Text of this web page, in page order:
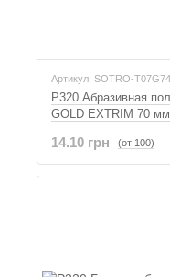
Артикул: SOTRO-
P320 Абразивная
GOLD EXTRIM 70
14.10 грн (от 100)